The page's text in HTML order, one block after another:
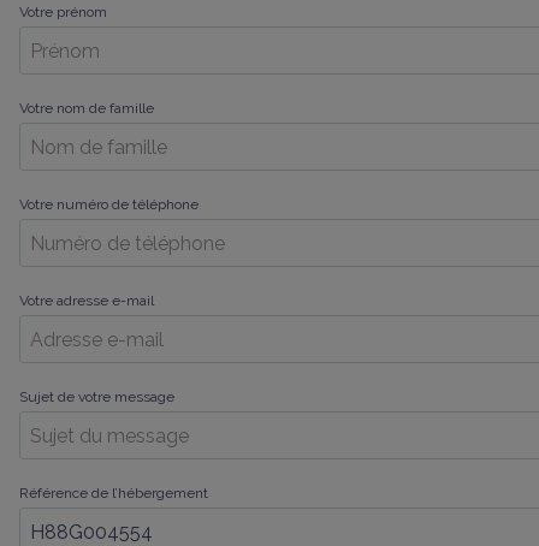
Votre prénom
Votre nom de famille
Votre numéro de téléphone
Votre adresse e-mail
Sujet de votre message
Référence de l’hébergement